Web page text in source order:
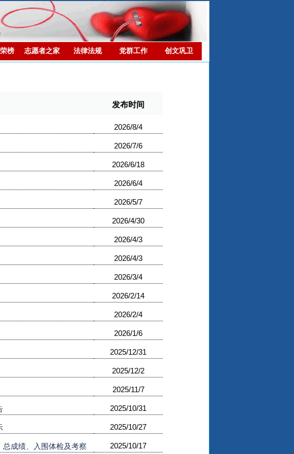
榜 志愿者之家 法律法规 党群工作 创文巩卫
发布时间
2026/8/4
2026/7/6
2026/6/18
2026/6/4
2026/5/7
2026/4/30
2026/4/3
2026/4/3
2026/3/4
2026/2/14
2026/2/4
2026/1/6
2025/12/31
2025/12/2
2025/11/7
2025/10/31
2025/10/27
成绩、入围体检及考察
2025/10/17